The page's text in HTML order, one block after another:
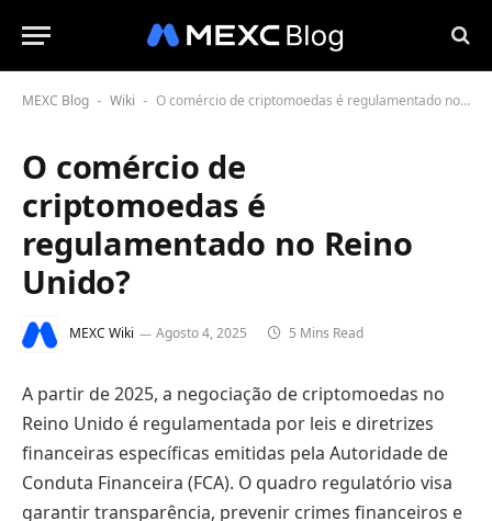
MEXC Blog - Wiki - O comércio de criptomoedas é regulamentado no Reino Unido?
O comércio de
criptomoedas é
regulamentado no Reino
Unido?
MEXC Wiki Agosto 4, 2025 5 Mins Read
A partir de 2025, a negociação de criptomoedas no
Reino Unido é regulamentada por leis e diretrizes
financeiras específicas emitidas pela Autoridade de
Conduta Financeira (FCA). O quadro regulatório visa
garantir transparência, prevenir crimes financeiros e